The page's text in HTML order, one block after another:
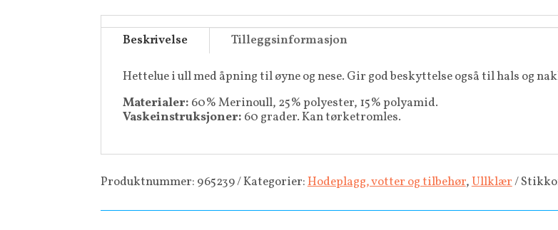
Beskrivelse Tilleggsinformasjon
Hettelue i ull med åpning til øyne og nese. Gir god beskyttelse også til hals og
Materialer: 60% Merinoull, 25% polyester, 15% polyamid.
Vaskeinstruksjoner: 60 grader. Kan tørketromles.
Produktnummer: 965239 Kategorier:Hodeplagg, votter og tilbehør,Ullklær